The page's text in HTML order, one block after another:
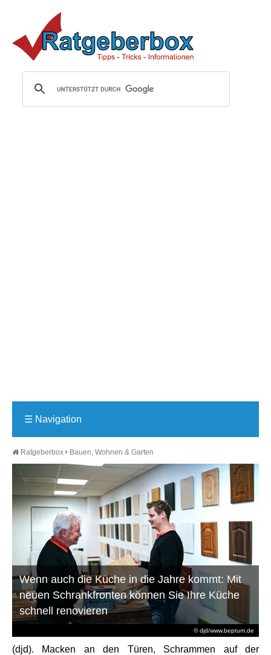
☰ Navigation
Ratgeberbox Bauen, Wohnen & Garten
© djd/www.beptum.de
Wenn auch die Küche in die Jahre kommt: Mit
neuen Schrankfronten können Sie Ihre Küche
schnell renovieren
(djd). Macken an den Türen, Schrammen auf der